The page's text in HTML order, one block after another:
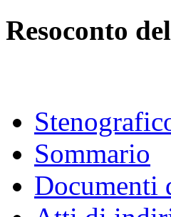
Resoconto
Sommario
Documenti